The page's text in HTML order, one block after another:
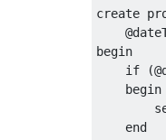
create
@
begin
if
(@
begin
end